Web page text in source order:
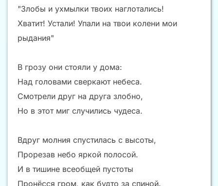
"Злобы и ухмылки твоих наглотались!
Хватит! Устали! Упали на твои колени мои
рыдания"
В грозу они стояли у дома:
Над головами сверкают небеса.
Смотрели друг на друга злобно,
Но в этот миг случились чудеса.
Вдруг молния спустилась с высоты,
Прорезав небо яркой полосой.
И в тишине всеобщей пустоты
Пронёсся гром, как будто за спиной.